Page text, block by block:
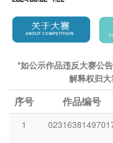
*如公示作品违反大赛公
解释权归大
序号 作品编号
1